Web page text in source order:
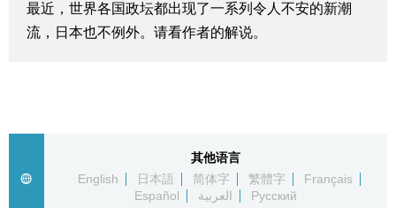
Español
最近，世界各国政坛都出现了一系列令人不安的新潮
流，日本也不例外。请看作者的解说。
其他语言
English
日本語 简体字 繁體字
Français
Español
العربية Русский